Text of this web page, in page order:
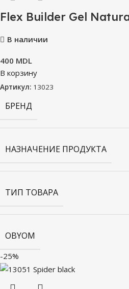
Flex Builder Gel
В наличии
400 MDL
В корзину
Артикул: 13023
БРЕНД
НАЗНАЧЕНИЕ ПРОДУКТА
ТИП ТОВАРА
OBYOM
-25%